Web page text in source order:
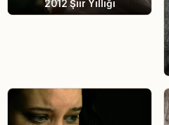
2012 Şiir Yıllığı